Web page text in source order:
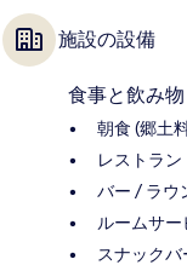
施設の設備
食事と飲み物
朝食 (郷土
レストラン
バー / ラウ
ルームサー
スナックバ